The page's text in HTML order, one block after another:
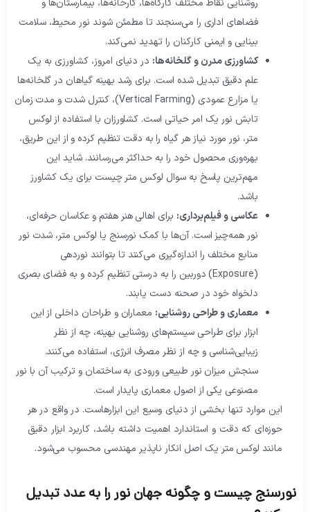
روشنایی نقاط مختلف کارگاه‌ها، کارخانه‌ها، بیمارستان‌ها و
فضاهای اداری را می‌سنجند تا مطمئن شوند نور محیط، سلامت
بینایی و ایمنی کارکنان را تهدید نمی‌کند.
کشاورزی مدرن و گلخانه‌ها:در دنیای امروز، کشاورزی به یک
علم دقیق تبدیل شده است. برای رشد بهینه گیاهان در گلخانه‌ها
یا مزارع عمودی (Vertical Farming)، کنترل شدت و مدت زمان
تابش نور یک امر حیاتی است. کشاورزان با استفاده از لوکس
متر، نور مورد نیاز هر گیاه را به دقت تنظیم کرده و از این طریق،
بهره‌وری محصول خود را به حداکثر می‌رسانند. شاید این
مهم‌ترین پاسخ به سوال لوکس متر چیست برای یک کشاورز
عکاسی و فیلم‌برداری:برای اهالی هنر هفتم و عکاسان حرفه‌ای،
نور همه‌چیز است. آن‌ها با کمک نورسنج یا لوکس متر، شدت نور
منابع مختلف را اندازه‌گیری می‌کنند تا بتوانند نوردهی
(Exposure) دوربین را به درستی تنظیم کرده و به فضای بصری
دلخواه خود در صحنه دست یابند.
معماری و طراحی روشنایی:معماران و طراحان داخلی از این
ابزار برای طراحی سیستم‌های روشنایی بهینه، چه از نظر
زیبایی‌شناسی و چه از نظر مصرف انرژی، استفاده می‌کنند.
سنجش میزان نور طبیعی ورودی به ساختمان و ترکیب آن با نور
مصنوعی یکی از اصول معماری پایدار است.
این موارد تنها بخشی از دنیای وسیع این ابزارهاست. در واقع در هر
حوزه‌ای که دقت و استاندارد اهمیت داشته باشد،کاربرد ابزار دقیق
مانند لوکس متر یک اصل انکار ناپذیر مهندسی محسوب می‌شود.
چیست و چگونه جهان نور را به عدد تبدیل